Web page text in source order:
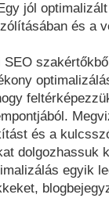
jól
és a
SEO
és a
dolgozhassuk
egyik